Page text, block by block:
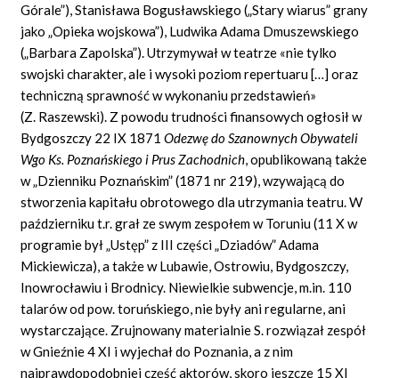
Górale”), Stanisława Bogusławskiego („Stary wiarus” grany
jako „Opieka wojskowa”), Ludwika Adama Dmuszewskiego
(„Barbara Zapolska”). Utrzymywał w teatrze «nie tylko
swojski charakter, ale i wysoki poziom repertuaru […] oraz
techniczną sprawność w wykonaniu przedstawień»
(Z. Raszewski). Z powodu trudności finansowych ogłosił w
Bydgoszczy 22 IX 1871Odezwę do Szanownych Obywateli
Wgo Ks. Poznańskiego i Prus Zachodnich, opublikowaną także
w „Dzienniku Poznańskim” (1871 nr 219), wzywającą do
stworzenia kapitału obrotowego dla utrzymania teatru. W
październiku t.r. grał ze swym zespołem w Toruniu (11 X w
programie był „Ustęp” z III części „Dziadów” Adama
Mickiewicza), a także w Lubawie, Ostrowiu, Bydgoszczy,
Inowrocławiu i Brodnicy. Niewielkie subwencje, m.in. 110
talarów od pow. toruńskiego, nie były ani regularne, ani
wystarczające. Zrujnowany materialnie S. rozwiązał zespół
w Gnieźnie 4 XI i wyjechał do Poznania, a z nim
najprawdopodobniej część aktorów, skoro jeszcze 15 XI